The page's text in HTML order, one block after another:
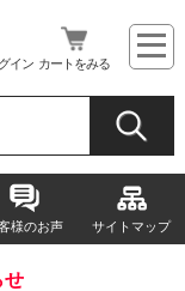
イン カートをみる
様のお声 サイトマップ
せ